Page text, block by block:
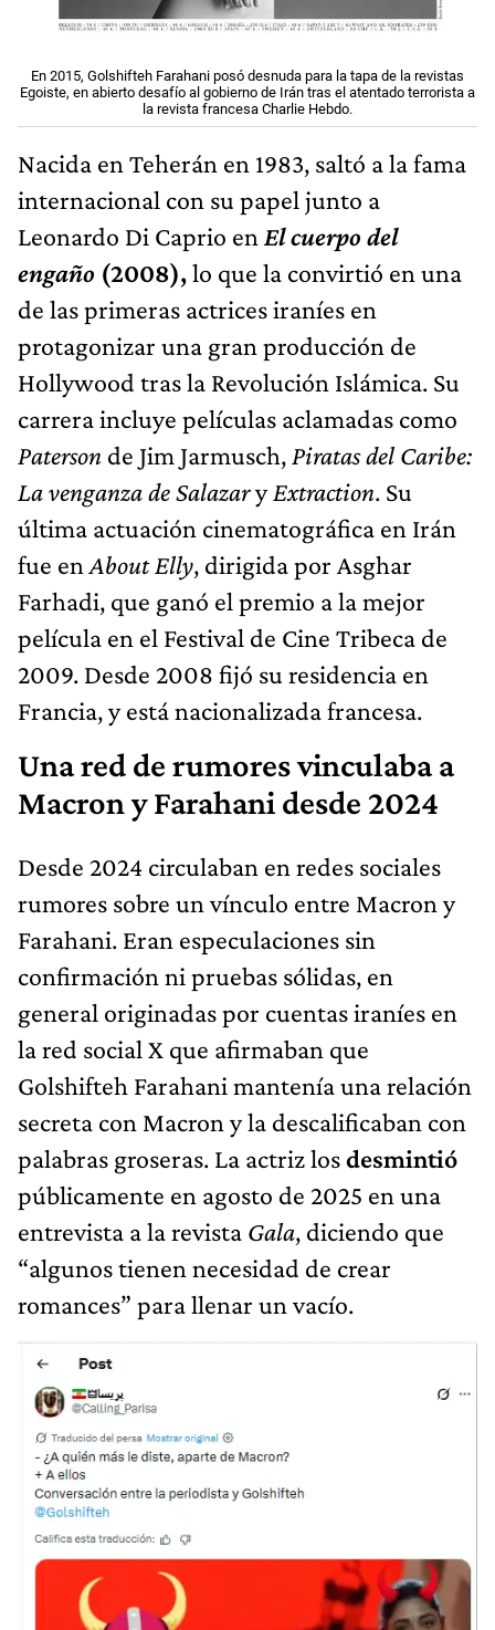
En 2015, Golshifteh Farahani posó desnuda para la tapa de la revistas
Egoiste, en abierto desafío al gobierno de Irán tras el atentado terrorista a
la revista francesa Charlie Hebdo.
Nacida en Teherán en 1983, saltó a la fama
internacional con su papel junto a
Leonardo Di Caprio en El cuerpo del
engaño (2008),lo que la convirtió en una
de las primeras actrices iraníes en
protagonizar una gran producción de
Hollywood tras la Revolución Islámica. Su
carrera incluye películas aclamadas como
Paterson de Jim Jarmusch, Piratas del Caribe:
La venganza de SalazaryExtraction. Su
última actuación cinematográfica en Irán
fue en About Elly, dirigida por Asghar
Farhadi, que ganó el premio a la mejor
película en el Festival de Cine Tribeca de
2009. Desde 2008 fijó su residencia en
Francia, y está nacionalizada francesa.
Una red de rumores vinculaba a
Macron y Farahani desde 2024
Desde 2024 circulaban en redes sociales
rumores sobre un vínculo entre Macron y
Farahani. Eran especulaciones sin
confirmación ni pruebas sólidas, en
general originadas por cuentas iraníes en
la red social X que afirmaban que
Golshifteh Farahani mantenía una relación
secreta con Macron y la descalificaban con
palabras groseras. La actriz losdesmintió
públicamente en agosto de 2025 en una
entrevista a la revista Gala, diciendo que
“algunos tienen necesidad de crear
romances” para llenar un vacío.